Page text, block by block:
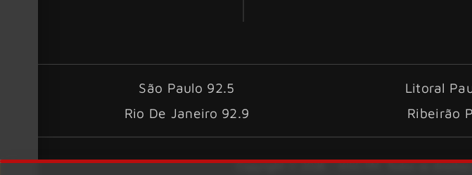
São Paulo 92.5 Litoral
Rio De Janeiro 92.9
Ribeirão
Copyright © 2026 – KISS FM. Todos os